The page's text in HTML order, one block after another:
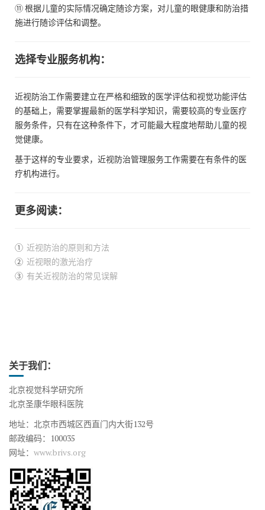
⑪ 根据儿童的实际情况确定随诊方案，对儿童的眼健康和防治措
施进行随诊评估和调整。
选择专业服务机构：
近视防治工作需要建立在严格和细致的医学评估和视觉功能评估
的基础上，需要掌握最新的医学科学知识，需要较高的专业医疗
服务条件，只有在这种条件下，才可能最大程度地帮助儿童的视
觉健康。
基于这样的专业要求，近视防治管理服务工作需要在有条件的医
疗机构进行。
更多阅读：
① 近视防治的原则和方法
② 近视眼的激光治疗
③ 有关近视防治的常见误解
关于我们：
北京视觉科学研究所
北京圣康华眼科医院
地址：北京市西城区西直门内大街132号
邮政编码：100035
网址： www.brivs.org